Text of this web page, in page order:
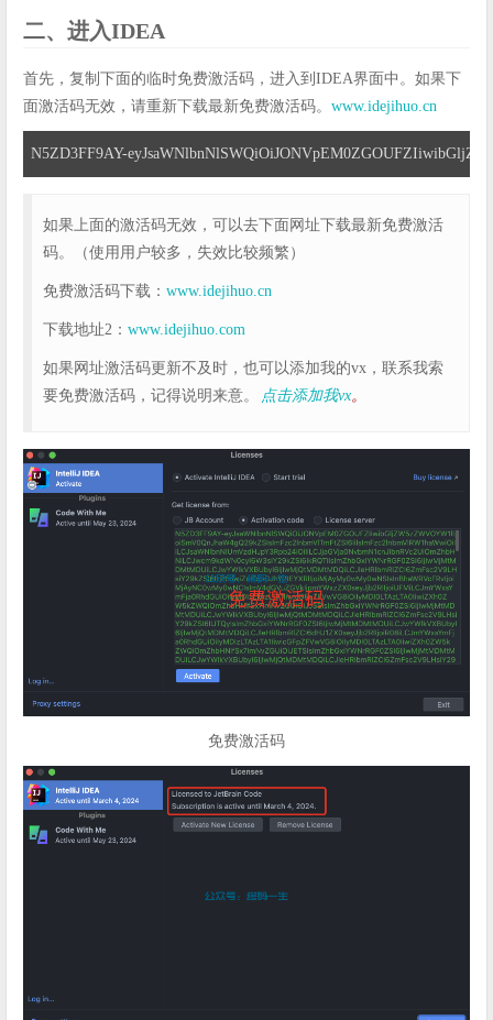
二、进入IDEA
首先，复制下面的临时免费激活码，进入到IDEA界面中。如果下
面激活码无效，请重新下载最新免费激活码。 www.idejihuo.cn
N5ZD3FF9AY-
如果上面的激活码无效，可以去下面网址下载最新免费激活
码。（使用用户较多，失效比较频繁）
免费激活码下载： www.idejihuo.cn
下载地址2： www.idejihuo.com
如果网址激活码更新不及时，也可以添加我的vx，联系我索
要免费激活码，记得说明来意。
点击添加我vx。
免费激活码